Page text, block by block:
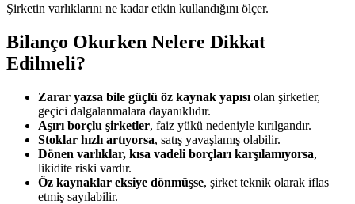
Şirketin varlıklarını ne kadar etkin kullandığını ölçer.
Bilanço Okurken Nelere Dikkat
Edilmeli?
Zarar yazsa bile güçlü öz kaynak yapısı olan şirketler,
geçici dalgalanmalara dayanıklıdır.
Aşırı borçlu şirketler, faiz yükü nedeniyle kırılgandır.
Stoklar hızlı artıyorsa, satış yavaşlamış olabilir.
Dönen varlıklar, kısa vadeli borçları karşılamıyorsa,
likidite riski vardır.
Öz kaynaklar eksiye dönmüşse, şirket teknik olarak iflas
etmiş sayılabilir.